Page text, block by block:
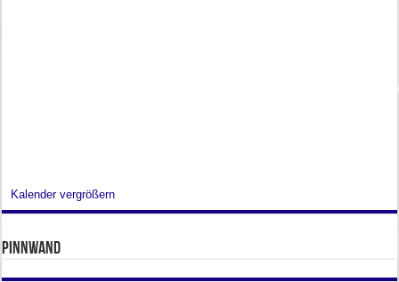
Kalender vergrößern
Pinnwand